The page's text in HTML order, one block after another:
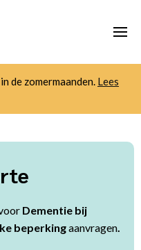
de zomermaanden. Lees
Dementie bij
beperkingaanvragen